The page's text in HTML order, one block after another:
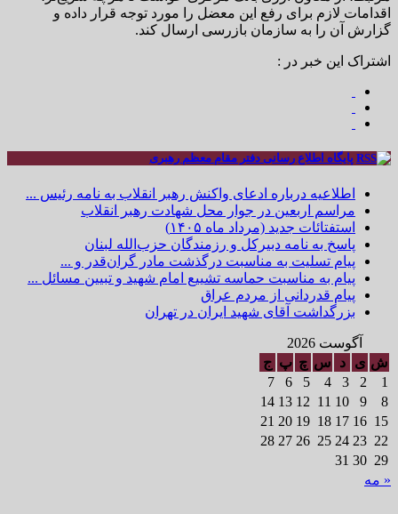
اقدامات لازم برای رفع این معضل را مورد توجه قرار داده و
گزارش آن را به سازمان بازرسی ارسال کند.
اشتراک این خبر در :
پایگاه اطلاع رسانی دفتر مقام معظم رهبری
اطلاعیه درباره ادعای واکنش رهبر انقلاب به نامه رئیس ...
مراسم اربعین در جوار محل شهادت رهبر انقلاب
استفتائات جدید (مرداد ماه ۱۴۰۵)
پاسخ به نامه دبیرکل و رزمندگان حزب‌الله لبنان
پیام تسلیت به مناسبت درگذشت مادر گران‌قدر و ...
پیام به مناسبت حماسه تشییع امام شهید و تبیین مسائل ...
پیام قدردانی از مردم عراق
بزرگداشت آقای شهید ایران در تهران
آگوست 2026
ش ی د س چ پ ج
1
2
3
4
5
6
7
8
9
10
11
12
13
14
15
16
17
18
19
20
21
22
23
24
25
26
27
28
29
30
31
« مه